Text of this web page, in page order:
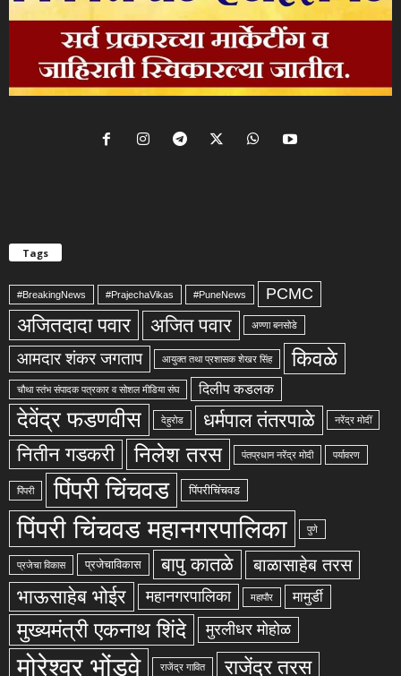
Tags
#BreakingNews #PrajechaVikas #PuneNews PCMC
अजितदादा पवार अजित पवार अण्णा बनसोडे
आमदार शंकर जगताप आयुक्त तथा प्रशासक शेखर सिंह किवळे
चौथा स्तंभ संपादक पत्रकार व सोशल मीडिया संघ दिलीप कडलक
देवेंद्र फडणवीस देहुरोड धर्मपाल तंतरपाळे नरेंद्र मोदीं
नितीन गडकरी निलेश तरस पंतप्रधान नरेंद्र मोदी पर्यावरण
पिंपरी पिंपरी चिंचवड पिंपरीचिंचवड
पिंपरी चिंचवड महानगरपालिका पुणे
प्रजेचा विकास प्रजेचाविकास बापु कातळे बाळासाहेब तरस
भाऊसाहेब भोईर महानगरपालिका महापौर मामुर्डी
मुख्यमंत्री एकनाथ शिंदे मुरलीधर मोहोळ
मोरेश्वर भोंडवे राजेंद्र गावित राजेंद्र तरस